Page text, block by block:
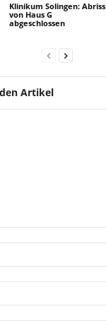
Klinikum Solingen: Abriss
von Haus G
abgeschlossen
Artikel